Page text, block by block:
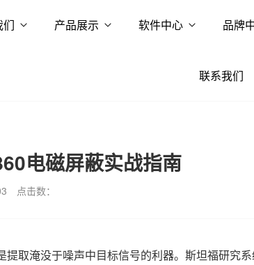
们 产品展示 软件中心 品牌
联系我们
电磁屏蔽实战指南
点击数：
取淹没于噪声中目标信号的利器。斯坦福研究系